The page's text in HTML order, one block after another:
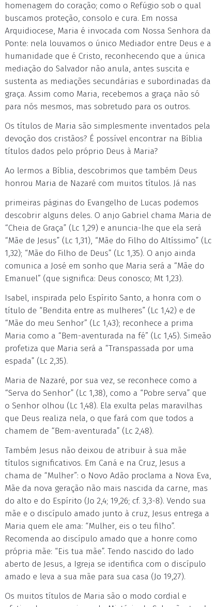
homenagem do coração; como o Refúgio sob o qual
buscamos proteção, consolo e cura. Em nossa
Arquidiocese, Maria é invocada com Nossa Senhora da
Ponte: nela louvamos o único Mediador entre Deus e a
humanidade que é Cristo, reconhecendo que a única
mediação do Salvador não anula, antes suscita e
sustenta as mediações secundárias e subordinadas da
graça. Assim como Maria, recebemos a graça não só
para nós mesmos, mas sobretudo para os outros.
Os títulos de Maria são simplesmente inventados pela
devoção dos cristãos? É possível encontrar na Bíblia
títulos dados pelo próprio Deus à Maria?
Ao lermos a Bíblia, descobrimos que também Deus
honrou Maria de Nazaré com muitos títulos. Já nas
primeiras páginas do Evangelho de Lucas podemos
descobrir alguns deles. O anjo Gabriel chama Maria de
“Cheia de Graça” (Lc 1,29) e anuncia-lhe que ela será
“Mãe de Jesus” (Lc 1,31), “Mãe do Filho do Altíssimo” (Lc
1,32); “Mãe do Filho de Deus” (Lc 1,35). O anjo ainda
comunica a José em sonho que Maria será a “Mãe do
Emanuel” (que significa: Deus conosco; Mt 1,23).
Isabel, inspirada pelo Espírito Santo, a honra com o
título de “Bendita entre as mulheres” (Lc 1,42) e de
“Mãe do meu Senhor” (Lc 1,43); reconhece a prima
Maria como a “Bem-aventurada na fé” (Lc 1,45). Simeão
profetiza que Maria será a “Transpassada por uma
espada” (Lc 2,35).
Maria de Nazaré, por sua vez, se reconhece como a
“Serva do Senhor” (Lc 1,38), como a “Pobre serva” que
o Senhor olhou (Lc 1,48). Ela exulta pelas maravilhas
que Deus realiza nela, o que fará com que todos a
chamem de “Bem-aventurada” (Lc 2,48).
Também Jesus não deixou de atribuir à sua mãe
títulos significativos. Em Caná e na Cruz, Jesus a
chama de “Mulher”: o Novo Adão proclama a Nova Eva,
Mãe da nova geração não mais nascida da carne, mas
do alto e do Espírito (Jo 2,4; 19,26; cf. 3,3-8). Vendo sua
mãe e o discípulo amado junto à cruz, Jesus entrega a
Maria quem ele ama: “Mulher, eis o teu filho”.
Recomenda ao discípulo amado que a honre como
própria mãe: “Eis tua mãe”. Tendo nascido do lado
aberto de Jesus, a Igreja se identifica com o discípulo
amado e leva a sua mãe para sua casa (Jo 19,27).
Os muitos títulos de Maria são o modo cordial e